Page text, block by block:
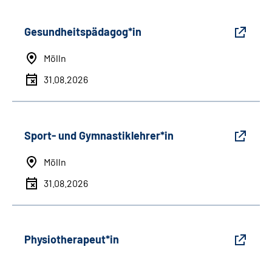
Gesundheitspädagog*in
Mölln
31.08.2026
Sport- und Gymnastiklehrer*in
Mölln
31.08.2026
Physiotherapeut*in